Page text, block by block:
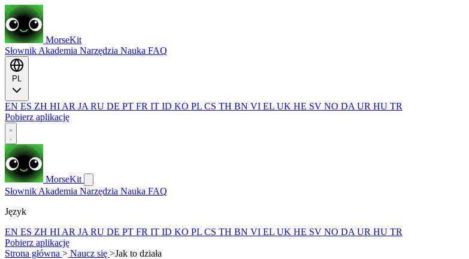
MorseKit
Słownik Akademia Narzędzia Nauka FAQ
EN ES ZH HI AR JA RU DE PT FR IT ID KO PL CS TH BN VI EL UK HE SV NO DA UR HU TR
Pobierz aplikację
MorseKit
Słownik Akademia Narzędzia Nauka FAQ
Język
EN ES ZH HI AR JA RU DE PT FR IT ID KO PL CS TH BN VI EL UK HE SV NO DA UR HU TR
Pobierz aplikację
Strona główna > Naucz się >Jak to działa